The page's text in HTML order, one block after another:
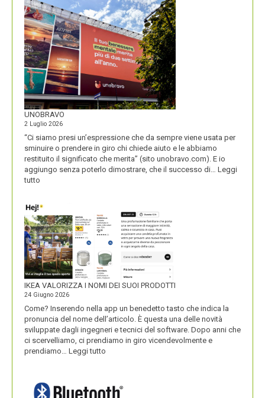
UNOBRAVO
2 Luglio 2026
“Ci siamo presi un’espressione che da sempre viene usata per
sminuire o prendere in giro chi chiede aiuto e le abbiamo
restituito il significato che merita” (sito unobravo.com). E io
aggiungo senza poterlo dimostrare, che il successo di… Leggi
tutto
IKEA VALORIZZA I NOMI DEI SUOI PRODOTTI
24 Giugno 2026
Come? Inserendo nella app un benedetto tasto che indica la
pronuncia del nome dell’articolo. È questa una delle novità
sviluppate dagli ingegneri e tecnici del software. Dopo anni che
ci scervelliamo, ci prendiamo in giro vicendevolmente e
prendiamo… Leggi tutto
NOMI